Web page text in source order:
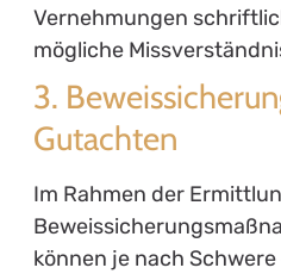
Vernehmungen
mögliche
3.
Gutachten
Im Rahmen der
können je nach Schwere